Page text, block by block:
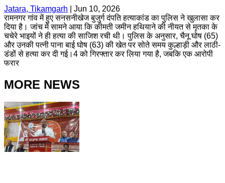
Jatara, Tikamgarh
Jun 10, 2026
रामनगर गांव में हुए सनसनीखेज बुजुर्ग दंपति हत्याकांड का पुलिस ने खुलासा कर
दिया है। जांच में सामने आया कि कीमती जमीन हथियाने की नीयत से मृतका के
चचेरे भाइयों ने ही हत्या की साजिश रची थी। पुलिस के अनुसार, चैनू घोष (65)
और उनकी पत्नी पाना बाई घोष (63) की खेत पर सोते समय कुल्हाड़ी और लाठी-
डंडों से हत्या कर दी गई।4 को गिरफ्तार कर लिया गया है, जबकि एक आरोपी
फरार
MORE NEWS